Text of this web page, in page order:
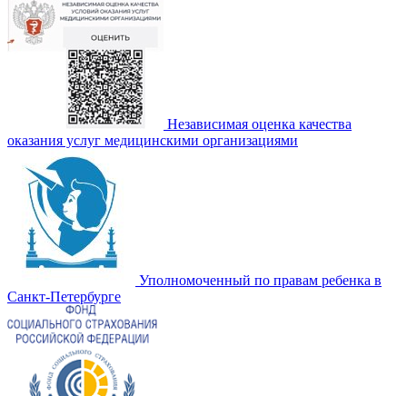
Независимая оценка качества
оказания услуг медицинскими организациями
Уполномоченный по правам ребенка в
Санкт-Петербурге